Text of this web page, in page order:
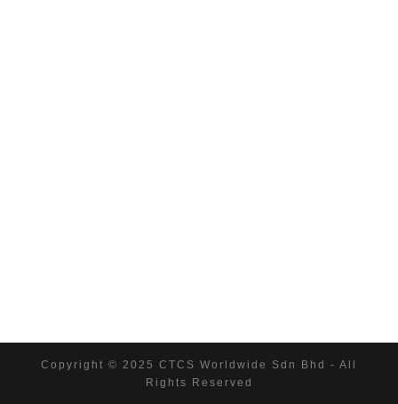
Copyright © 2025 CTCS Worldwide Sdn Bhd - All
Rights Reserved